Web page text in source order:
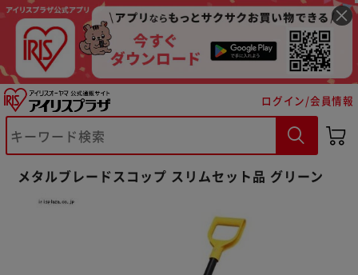
ログイン/会員情報
メタルブレードスコップ スリムセット品 グリーン
※ご確認ください
購入手続きへ